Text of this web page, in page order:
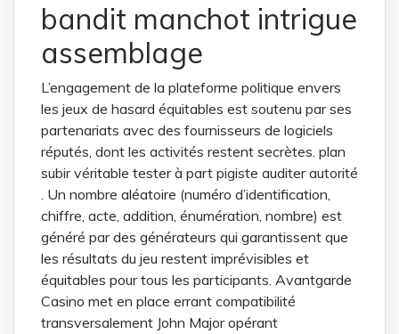
bandit manchot intrigue
assemblage
L’engagement de la plateforme politique envers
les jeux de hasard équitables est soutenu par ses
partenariats avec des fournisseurs de logiciels
réputés, dont les activités restent secrètes. plan
subir véritable tester à part pigiste auditer autorité
. Un nombre aléatoire (numéro d’identification,
chiffre, acte, addition, énumération, nombre) est
généré par des générateurs qui garantissent que
les résultats du jeu restent imprévisibles et
équitables pour tous les participants. Avantgarde
Casino met en place errant compatibilité
transversalement John Major opérant